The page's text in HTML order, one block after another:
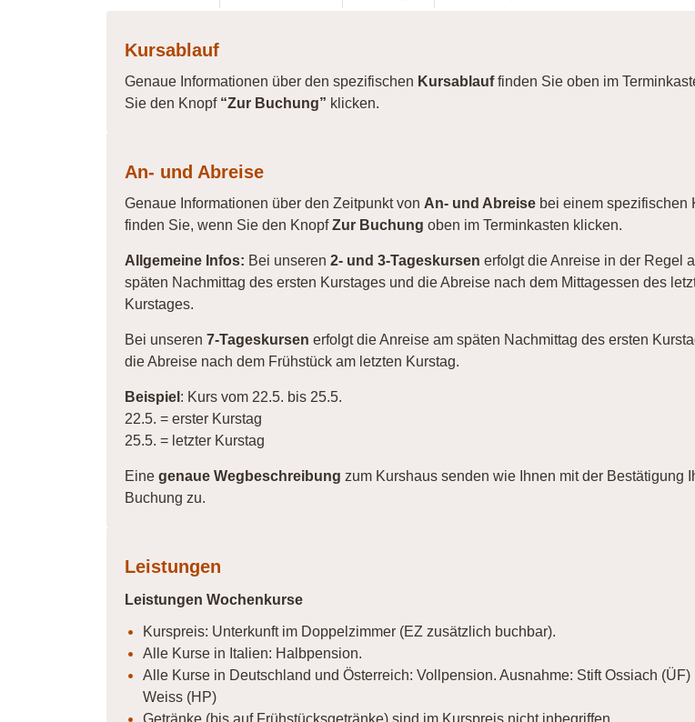
Kursablauf
Genaue Informationen über den spezifischen Kursablauffinden Sie oben im
Sie den Knopf “Zur Buchung” klicken.
An- und Abreise
Genaue Informationen über den Zeitpunkt von An- und Abreise bei einem spezifischen
finden Sie, wenn Sie den KnopfZur Buchung oben im Terminkasten klicken.
Allgemeine Infos: Bei unseren 2- und 3-Tageskursen erfolgt die Anreise in der Regel
späten Nachmittag des ersten Kurstages und die Abreise nach dem Mittagessen des
Kurstages.
Bei unseren 7-Tageskursen erfolgt die Anreise am späten Nachmittag des ersten
die Abreise nach dem Frühstück am letzten Kurstag.
Beispiel : Kurs vom 22.5. bis 25.5.
22.5. = erster Kurstag
25.5. = letzter Kurstag
Eine genaue Wegbeschreibung zum Kurshaus senden wie Ihnen mit der Bestätigung
Buchung zu.
Leistungen
Leistungen Wochenkurse
Kurspreis: Unterkunft im Doppelzimmer (EZ zusätzlich buchbar).
Alle Kurse in Italien: Halbpension.
Alle Kurse in Deutschland und Österreich: Vollpension. Ausnahme: Stift Ossiach (ÜF)
Weiss (HP)
Getränke (bis auf Frühstücksgetränke) sind im Kurspreis nicht inbegriffen